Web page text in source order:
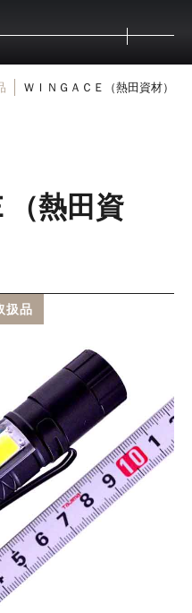
ＷＩＮＧＡＣＥ（熱田資材）
（熱田資
扱品